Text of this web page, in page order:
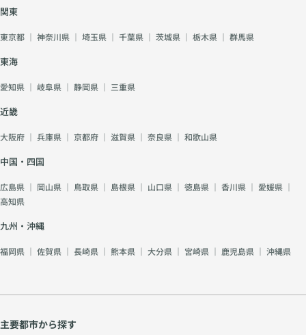
関東
東京都 ｜ 神奈川県 ｜ 埼玉県 ｜ 千葉県 ｜ 茨城県 ｜ 栃木県 ｜ 群馬県
東海
愛知県 ｜ 岐阜県 ｜ 静岡県 ｜ 三重県
近畿
大阪府 ｜ 兵庫県 ｜ 京都府 ｜ 滋賀県 ｜ 奈良県 ｜ 和歌山県
中国・四国
広島県 ｜ 岡山県 ｜ 鳥取県 ｜ 島根県 ｜ 山口県 ｜ 徳島県 ｜ 香川県 ｜ 愛媛県 ｜
高知県
九州・沖縄
福岡県 ｜ 佐賀県 ｜ 長崎県 ｜ 熊本県 ｜ 大分県 ｜ 宮崎県 ｜ 鹿児島県 ｜ 沖縄県
主要都市から探す